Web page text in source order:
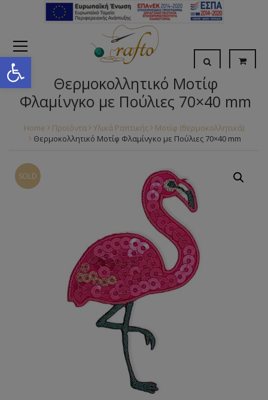
Open toolbar
Θερμοκολλητικό Μοτίφ
Φλαμίνγκο με Πούλιες 70×40 mm
Home Προϊόντα Υλικά Ραπτικής
Μοτίφ (θερμοκολλητικά)
Θερμοκολλητικό Μοτίφ Φλαμίνγκο με Πούλιες 70×40 mm
SOLD